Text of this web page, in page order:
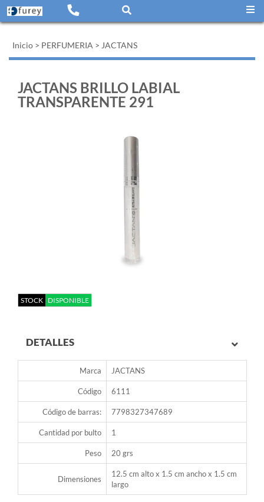
Inicio > PERFUMERIA > JACTANS
JACTANS BRILLO LABIAL
TRANSPARENTE 291
STOCK DISPONIBLE
DETALLES
Marca JACTANS
Código 6111
Código de barras: 7798327347689
Cantidad por bulto 1
Peso 20 grs
Dimensiones
12.5 cm alto x 1.5 cm ancho x 1.5 cm
largo